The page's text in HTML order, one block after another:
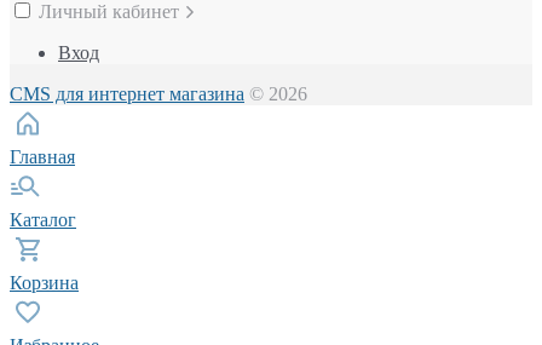
Личный кабинет
Вход
CMS для интернет магазина © 2026
Главная
Каталог
Корзина